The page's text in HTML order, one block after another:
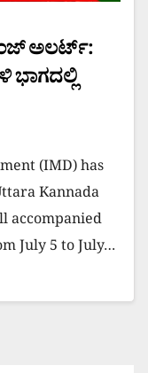
ಅಲರ್ಟ್:
ಭಾಗದಲ್ಲಿ
(IMD) has
Kannada
accompanied
July 5 to July…